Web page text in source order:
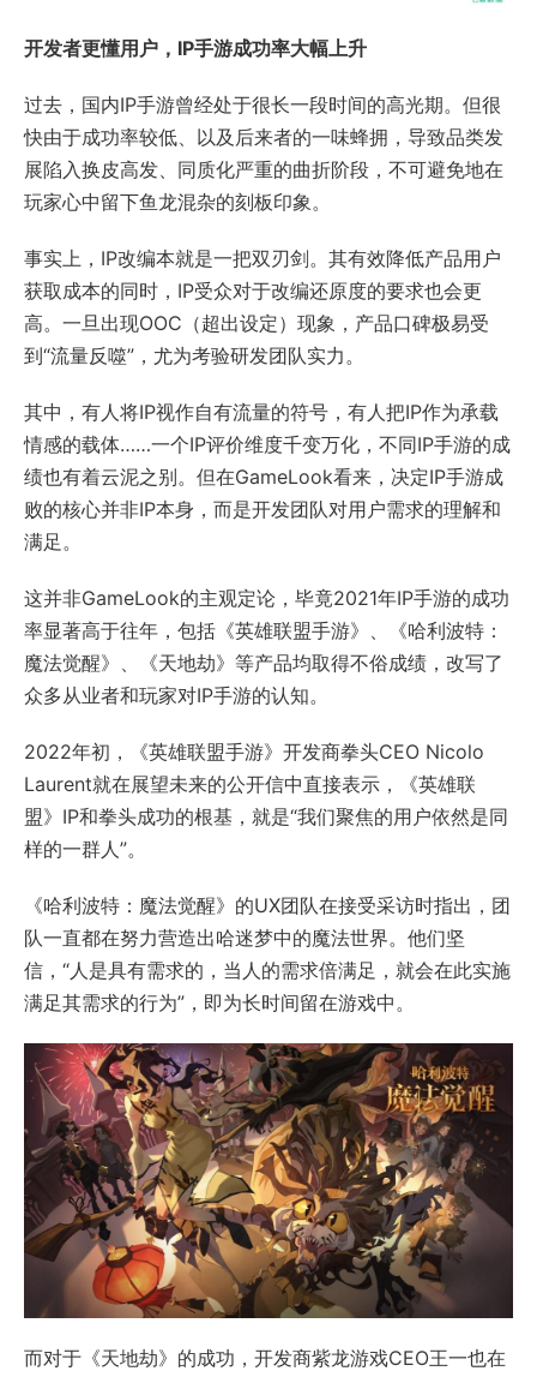
开发者更懂用户，IP手游成功率大幅上升
过去，国内IP手游曾经处于很长一段时间的高光期。但很
快由于成功率较低、以及后来者的一味蜂拥，导致品类发
展陷入换皮高发、同质化严重的曲折阶段，不可避免地在
玩家心中留下鱼龙混杂的刻板印象。
事实上，IP改编本就是一把双刃剑。其有效降低产品用户
获取成本的同时，IP受众对于改编还原度的要求也会更
高。一旦出现OOC（超出设定）现象，产品口碑极易受
到“流量反噬”，尤为考验研发团队实力。
其中，有人将IP视作自有流量的符号，有人把IP作为承载
情感的载体……一个IP评价维度千变万化，不同IP手游的成
绩也有着云泥之别。但在GameLook看来，决定IP手游成
败的核心并非IP本身，而是开发团队对用户需求的理解和
满足。
这并非GameLook的主观定论，毕竟2021年IP手游的成功
率显著高于往年，包括《英雄联盟手游》、《哈利波特：
魔法觉醒》、《天地劫》等产品均取得不俗成绩，改写了
众多从业者和玩家对IP手游的认知。
2022年初，《英雄联盟手游》开发商拳头CEO Nicolo
Laurent就在展望未来的公开信中直接表示，《英雄联
盟》IP和拳头成功的根基，就是“我们聚焦的用户依然是同
样的一群人”。
《哈利波特：魔法觉醒》的UX团队在接受采访时指出，团
队一直都在努力营造出哈迷梦中的魔法世界。他们坚
信，“人是具有需求的，当人的需求倍满足，就会在此实施
满足其需求的行为”，即为长时间留在游戏中。
而对于《天地劫》的成功，开发商紫龙游戏CEO王一也在